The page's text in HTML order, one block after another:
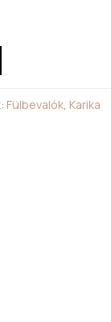
Fülbevalók, Karika